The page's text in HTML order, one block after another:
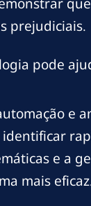
prejudiciais.
pode
e
identificar
e a
mais